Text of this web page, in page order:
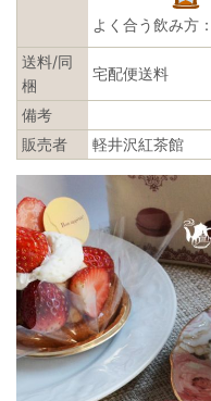
よく合う飲み方：
送料/同
梱
宅配便送料
備考
販売者
軽井沢紅茶館